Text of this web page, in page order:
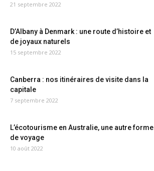
21 septembre 2022
D’Albany à Denmark : une route d’histoire et
de joyaux naturels
15 septembre 2022
Canberra : nos itinéraires de visite dans la
capitale
7 septembre 2022
L’écotourisme en Australie, une autre forme
de voyage
10 août 2022